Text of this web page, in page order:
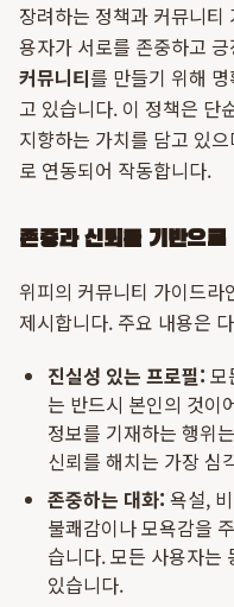
장려하는 정책과 커뮤니
용자가 서로를 존중하고
커뮤니티를 만들기 위해
고 있습니다. 이 정책은 단
지향하는 가치를 담고 있
로 연동되어 작동합니다.
존중과 신뢰를 기반으로
위피의 커뮤니티 가이드
제시합니다. 주요 내용은
진실성 있는 프로필: 모
는 반드시 본인의 것이
정보를 기재하는 행위
신뢰를 해치는 가장 심
존중하는 대화: 욕설,
불쾌감이나 모욕감을
습니다. 모든 사용자는
있습니다.